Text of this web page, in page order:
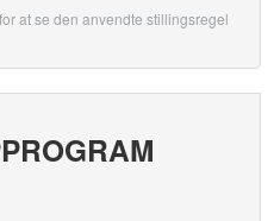
at se den anvendte stillingsregel